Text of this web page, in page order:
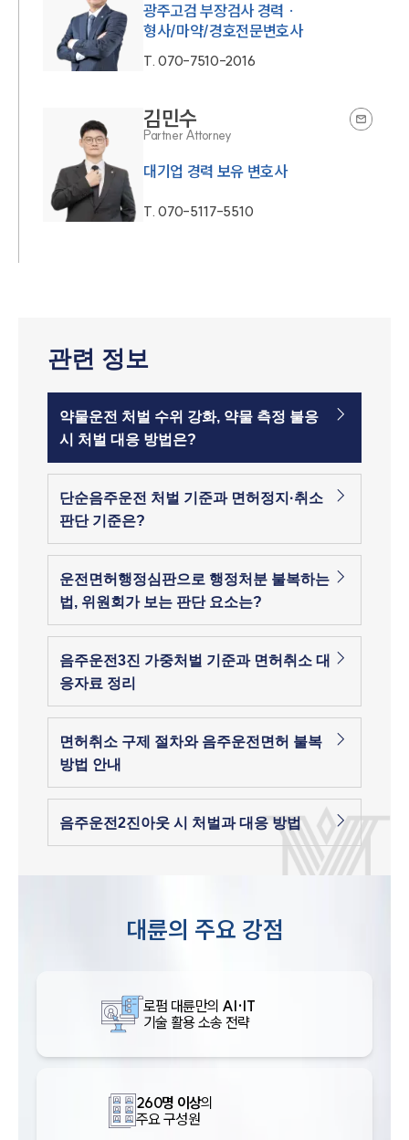
광주고검 부장검사 경력 ·
형사/마약/경호전문변호사
T.070-7510-2016
김민수
Partner Attorney
대기업 경력 보유 변호사
T.070-5117-5510
관련 정보
약물운전 처벌 수위 강화, 약물 측정 불응
시 처벌 대응 방법은?
단순음주운전 처벌 기준과 면허정지·취소
판단 기준은?
운전면허행정심판으로 행정처분 불복하는
법, 위원회가 보는 판단 요소는?
음주운전3진 가중처벌 기준과 면허취소 대
응자료 정리
면허취소 구제 절차와 음주운전면허 불복
방법 안내
음주운전2진아웃 시 처벌과 대응 방법
대륜의 주요 강점
로펌 대륜만의 AI·IT
기술 활용 소송 전략
260명 이상의
주요 구성원